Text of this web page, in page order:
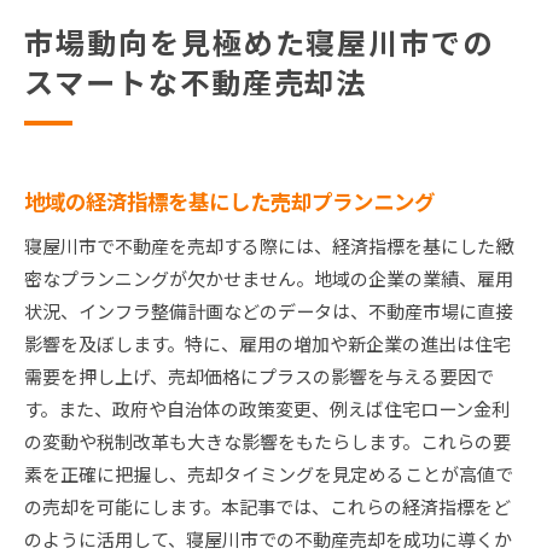
市場動向を見極めた寝屋川市での
スマートな不動産売却法
地域の経済指標を基にした売却プランニング
寝屋川市で不動産を売却する際には、経済指標を基にした緻
密なプランニングが欠かせません。地域の企業の業績、雇用
状況、インフラ整備計画などのデータは、不動産市場に直接
影響を及ぼします。特に、雇用の増加や新企業の進出は住宅
需要を押し上げ、売却価格にプラスの影響を与える要因で
す。また、政府や自治体の政策変更、例えば住宅ローン金利
の変動や税制改革も大きな影響をもたらします。これらの要
素を正確に把握し、売却タイミングを見定めることが高値で
の売却を可能にします。本記事では、これらの経済指標をど
のように活用して、寝屋川市での不動産売却を成功に導くか